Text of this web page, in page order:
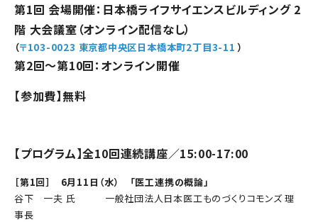
第1回 会場開催： 日本橋ライフサイエンスビルディング 2
階 大会議室（オンライン配信なし）
（〒103-0023 東京都中央区日本橋本町2丁目3-11）
第2回～第10回：オンライン開催
【参加費】無料
【プログラム】全10回連続講座／15:00-17:00
［第1回］ 6月11日（水） 「医工連携の概論」
谷下 一夫 氏 一般社団法人日本医工ものづくりコモンズ 理
事長